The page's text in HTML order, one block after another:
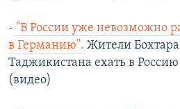
- "В России уже невозможно
в Германию". Жители Бохтара
Таджикистана ехать в
(видео)